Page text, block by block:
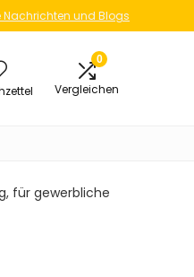
Nachrichten und Blogs
0
Vergleichen
für gewerbliche